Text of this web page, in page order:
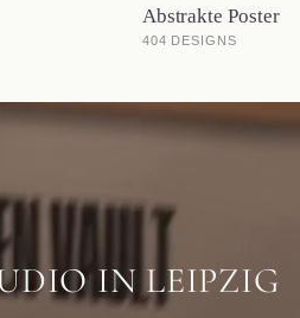
Abstrakte Poster
404 DESIGNS
IN LEIPZIG